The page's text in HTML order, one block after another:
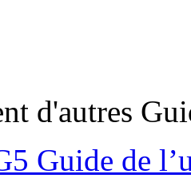
d'autres
Guide de